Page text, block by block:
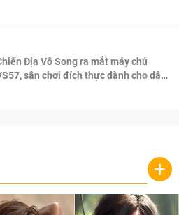
Địa Vô Song ra mắt máy chủ
sân chơi đích thực dành cho dân
+